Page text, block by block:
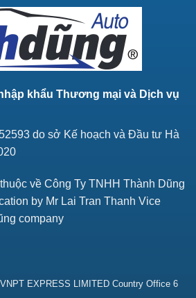
khẩu Thương mại và Dịch vụ
do sở Kế hoạch và Đầu tư Hà
về Công Ty TNHH Thành Dũng
by Mr Lai Tran Thanh Vice
company
EXPRESS LIMITED Country Office 6